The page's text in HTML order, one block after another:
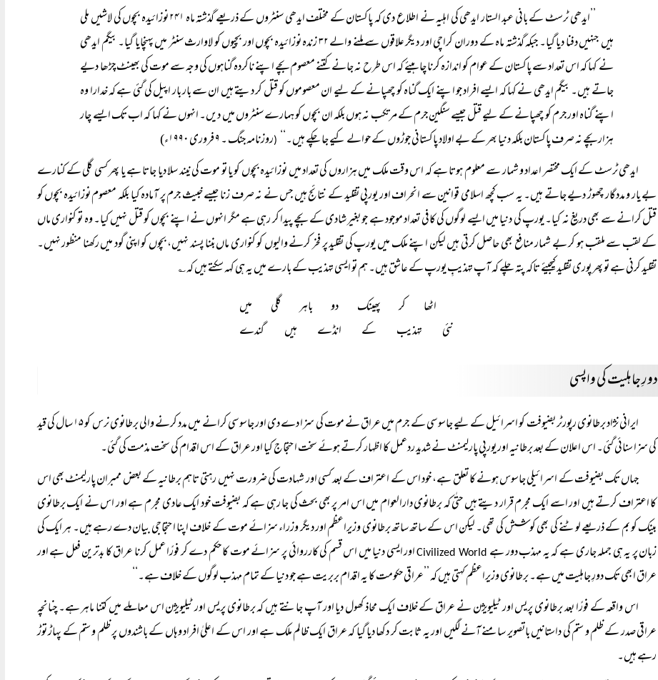
’’ایدھی ٹرسٹ کے بانی عبد الستار ایدھی کی اہلیہ نے اطلاع دی کہ پاکستان کے مختلف ایدھی سنٹروں کے ذریعے گذشتہ ماہ ۲۴۱ نوزائیدہ بچوں کی لاشیں ملی
ہیں جنہیں دفنا دیا گیا۔ جبکہ گذشتہ ماہ کے دوران کراچی اور دیگر علاقوں سے ملنے والے ۳۲ زندہ نوزائیدہ بچوں اور بچیوں کو لاوارث سنٹر میں پہنچایا گیا۔ بیگم ایدھی
نے کہا کہ اس تعداد سے پاکستان کے عوام کو اندازہ کرنا چاہیئے کہ اس طرح نہ جانے کتنے معصوم بچے اپنے ناکردہ گناہوں کی وجہ سے موت کی بھینٹ چڑھا دیے
جاتے ہیں۔ بیگم ایدھی نے کہا کہ ایسے افراد جو اپنے ایک گناہ کو چھپانے کے لیے ان معصوموں کو قتل کر دیتے ہیں ان سے بار بار اپیل کی گئی ہے کہ خدارا وہ
اپنے گناہ اور جرم کو چھپانے کے لیے قتل جیسے سنگین جرم کے مرتکب نہ ہوں بلکہ ان بچوں کو ہمارے سنٹروں میں دیں۔ انہوں نے کہا کہ اب تک ایسے چار
ہزار بچے نہ صرف پاکستان بلکہ دنیا بھر کے بے اولاد پاکستانی جوڑوں کے حوالے کیے جا چکے ہیں۔‘‘ (روزنامہ جنگ ۔ ۹ فروری ۱۹۹۰ء)
ایدھی ٹرسٹ کے ایک مختصر اعداد و شمار سے معلوم ہوتا ہے کہ اس وقت ملک میں ہزاروں کی تعداد میں نوزائیدہ بچوں کو یا تو موت کی نیند سلا دیا جاتا ہے یا پھر کسی گلی کے کنارے
بے یار و مددگار چھوڑ دیے جاتے ہیں۔ یہ سب کچھ اسلامی قوانین سے انحراف اور یورپی تقلید کے نتائج ہیں جس نے نہ صرف زنا جیسے خبیث جرم پر آمادہ کیا بلکہ معصوم نوزائیدہ بچوں کو
قتل کرانے سے بھی دریغ نہ کیا۔ یورپ کی دنیا میں ایسے لوگوں کی کافی تعداد موجود ہے جو بغیر شادی کے بچے پیدا کر رہی ہے مگر انہوں نے اپنے بچوں کو قتل نہیں کیا۔ وہ تو کنواری ماں
کے لقب سے ملقب ہو کر بے شمار منافع بھی حاصل کرتی ہیں لیکن اپنے ملک میں یورپ کی تقلید پر فخر کرنے والیوں کو کنواری ماں بننا پسند نہیں، بچوں کو اپنی گود میں رکھنا منظور نہیں۔
تقلید کرنی ہے تو پھر پوری تقلید کیجیئے تاکہ پتہ چلے کہ آپ تہذیبِ یورپ کے عاشق ہیں۔ ہم تو ایسی تہذیب کے بارے میں یہ ہی کہہ سکتے ہیں کہ ؎
اٹھا کر پھینک دو باہر گلی میں
نئی تہذیب کے انڈے ہیں گندے
دورِ جاہلیت کی واپسی
ایرانی نژاد برطانوی رپورٹر بضیوفت کو اسرائیل کے لیے جاسوسی کے جرم میں عراق نے موت کی سزا دے دی اور جاسوسی کرانے میں مدد کرنے والی برطانوی نرس کو ۱۵ سال کی قید
کی سزا سنائی گئی۔ اس اعلان کے بعد برطانیہ اور یورپی پارلیمنٹ نے شدید ردعمل کا اظہار کرتے ہوئے سخت احتجاج کیا اور عراق کے اس اقدام کی سخت مذمت کی گئی۔
جہاں تک بضیوفت کے اسرائیلی جاسوس ہونے کا تعلق ہے، خود اس کے اعتراف کے بعد کسی اور شہادت کی ضرورت نہیں رہتی تاہم برطانیہ کے بعض ممبران پارلیمنٹ بھی اس
کا اعتراف کرتے ہیں اور اسے ایک مجرم قرار دیتے ہیں حتٰی کہ برطانوی دارالعوام میں اس امر پر بھی بحث کی جا رہی ہے کہ بضیوفت خود ایک عادی مجرم ہے اور اس نے ایک برطانوی
بینک کو بم کے ذریعے لوٹنے کی بھی کوشش کی تھی۔ لیکن اس کے ساتھ ساتھ برطانوی وزیراعظم اور دیگر وزراء سزائے موت کے خلاف اپنا احتجاجی بیان دے رہے ہیں۔ ہر ایک کی
زبان پر یہ ہی جملہ جاری ہے کہ یہ مہذب دور ہے
اور ایسی دنیا میں اس قسم کی کارروائی پر سزائے موت کا حکم دے کر فورًا عمل کرنا عراق کا بدترین فعل ہے اور
عراق ابھی تک دورِ جاہلیت میں ہے۔ برطانوی وزیراعظم کہتی ہیں کہ ’’عراقی حکومت کا یہ اقدام بربریت ہے جو دنیا کے تمام مہذب لوگوں کے خلاف ہے۔‘‘
اس واقعہ کے فورًا بعد برطانوی پریس اور ٹیلیویژن نے عراق کے خلاف ایک محاذ کھول دیا اور آپ جانتے ہیں کہ برطانوی پریس اور ٹیلیویژن اس معاملے میں کتنا ماہر ہے۔ چنانچہ
عراقی صدر کے ظلم و ستم کی داستانیں باتصویر سامنے آنے لگیں اور یہ ثابت کر دکھا دیا گیا کہ عراق ایک ظالم ملک ہے اور اس کے اعلیٰ افراد وہاں کے باشندوں پر ظلم و ستم کے پہاڑ توڑ
رہے ہیں۔